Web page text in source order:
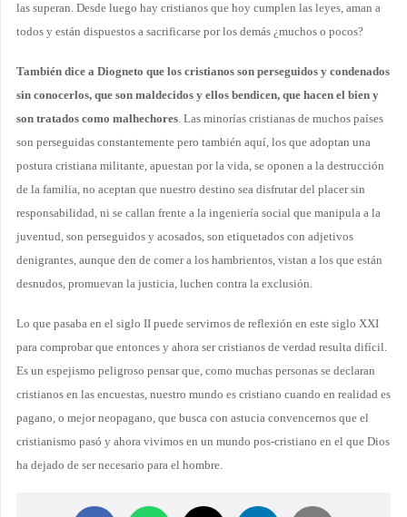
las superan. Desde luego hay cristianos que hoy cumplen las leyes, aman a
todos y están dispuestos a sacrificarse por los demás ¿muchos o pocos?
También dice a Diogneto que los cristianos son perseguidos y condenados
sin conocerlos, que son maldecidos y ellos bendicen, que hacen el bien y
son tratados como malhechores. Las minorías cristianas de muchos países
son perseguidas constantemente pero también aquí, los que adoptan una
postura cristiana militante, apuestan por la vida, se oponen a la destrucción
de la familia, no aceptan que nuestro destino sea disfrutar del placer sin
responsabilidad, ni se callan frente a la ingeniería social que manipula a la
juventud, son perseguidos y acosados, son etiquetados con adjetivos
denigrantes, aunque den de comer a los hambrientos, vistan a los que están
desnudos, promuevan la justicia, luchen contra la exclusión.
Lo que pasaba en el siglo II puede servirnos de reflexión en este siglo XXI
para comprobar que entonces y ahora ser cristianos de verdad resulta difícil.
Es un espejismo peligroso pensar que, como muchas personas se declaran
cristianos en las encuestas, nuestro mundo es cristiano cuando en realidad es
pagano, o mejor neopagano, que busca con astucia convencernos que el
cristianismo pasó y ahora vivimos en un mundo pos-cristiano en el que Dios
ha dejado de ser necesario para el hombre.